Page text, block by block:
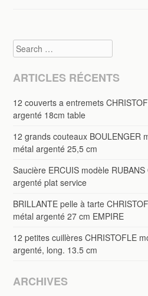
Search
ARTICLES RÉCENTS
12 couverts a entremets
argenté 18cm table
12 grands couteaux BOULENGER
métal argenté 25,5 cm
Saucière ERCUIS modèle
argenté plat service
BRILLANTE pelle à tarte
métal argenté 27 cm EMPIRE
12 petites cuillères CHRISTOFLE
argenté, long. 13.5 cm
ARCHIVES